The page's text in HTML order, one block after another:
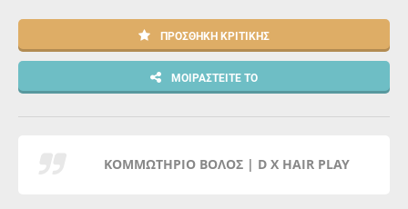
ΠΡΟΣΘΉΚΗ ΚΡΙΤΙΚΉΣ
ΜΟΙΡΑΣΤΕΊΤΕ ΤΟ
ΚΟΜΜΩΤΗΡΙΟ ΒΟΛΟΣ | D X HAIR PLAY